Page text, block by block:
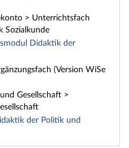
> Unterrichtsfach
Sozialkunde
Didaktik der
(Version WiSe
Gesellschaft >
der Politik und